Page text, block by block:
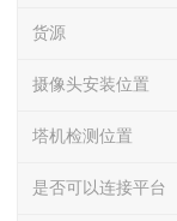
货源
摄像头安装位置
塔机检测位置
是否可以连接平台